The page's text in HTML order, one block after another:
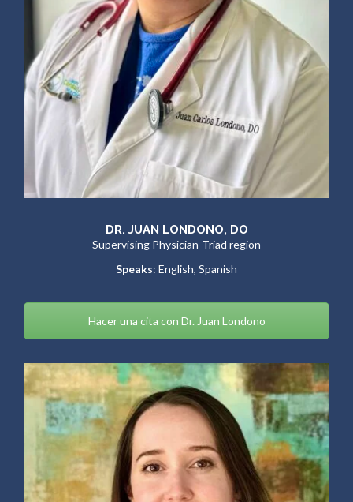
DR. JUAN LONDONO, DO
Supervising Physician-Triad region
Speaks: English, Spanish
Hacer una cita con Dr. Juan Londono